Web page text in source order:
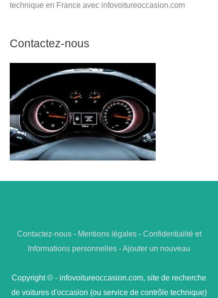
technique en France avec infovoitureoccasion.com
Contactez-nous
Contactez-nous- Mentions légales- Confidentialité et
Informations personnelles -Ajouter un nouveau
Copyright © - infovoitureoccasion.com, site de recherche
de voitures d'occasion (ou service de contrôle technique)